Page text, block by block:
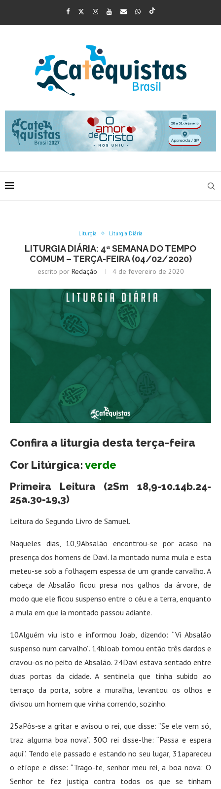
Liturgia Liturgia Diária
LITURGIA DIÁRIA: 4ª SEMANA DO TEMPO
COMUM – TERÇA-FEIRA (04/02/2020)
escrito por Redação 4 de fevereiro de 2020
Confira a liturgia desta terça-feira
Cor Litúrgica:verde
Primeira Leitura (2Sm 18,9-10.14b.24-
25a.30-19,3)
Leitura do Segundo Livro de Samuel.
Naqueles dias, 10,9Absalão encontrou-se por acaso na
presença dos homens de Davi. Ia montado numa mula e esta
meteu-se sob a folhagem espessa de um grande carvalho. A
cabeça de Absalão ficou presa nos galhos da árvore, de
modo que ele ficou suspenso entre o céu e a terra, enquanto
a mula em que ia montado passou adiante.
10Alguém viu isto e informou Joab, dizendo: “Vi Absalão
suspenso num carvalho”. 14bJoab tomou então três dardos e
cravou-os no peito de Absalão. 24Davi estava sentado entre
duas portas da cidade. A sentinela que tinha subido ao
terraço da porta, sobre a muralha, levantou os olhos e
divisou um homem que vinha correndo, sozinho.
25aPôs-se a gritar e avisou o rei, que disse: “Se ele vem só,
traz alguma boa nova”. 30O rei disse-lhe: “Passa e espera
aqui”. Tendo ele passado e estando no seu lugar, 31apareceu
o etíope e disse: “Trago-te, senhor meu rei, a boa nova: O
Senhor te fez justiça contra todos os que se tinham